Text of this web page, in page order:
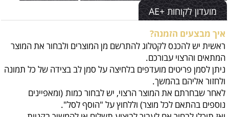
מועדון לקוחות +AE
איך מבצעים הזמנה?
ראשית יש להכנס לקטלוג להתרשם מן המוצרים ולבחור את המוצר
המתאים והרצוי עבורכם.
ניתן לסמן פריטים מועדפים בלחיצה על סמן לב בצידה של כל תמונה
ולחזור אליהם בהמשך.
לאחר שבחרתם את המוצר הרצוי, יש לבחור כמות (ומאפיינים
נוספים בהתאם לכל מוצר) וללחוץ על "הוסף לסל".